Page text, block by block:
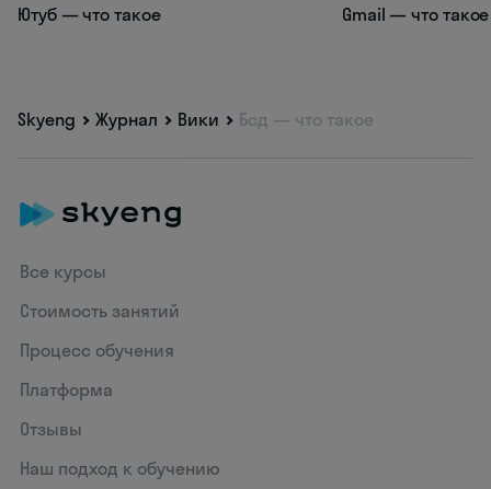
Ютуб — что такое Gmail — что такое
Skyeng Журнал Вики Бсд — что такое
Все курсы
Стоимость занятий
Процесс обучения
Платформа
Отзывы
Наш подход к обучению